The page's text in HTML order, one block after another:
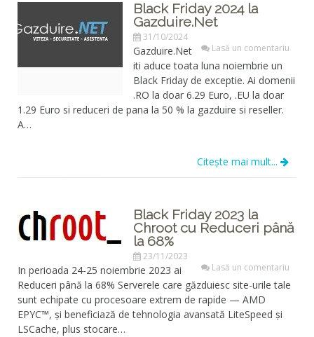
Black Friday 2024 la
Gazduire.Net
31/10/2024
Lasă un comentariu
Gazduire.Net
iti aduce toata luna noiembrie un
Black Friday de exceptie. Ai domenii
.RO la doar 6.29 Euro, .EU la doar
1.29 Euro si reduceri de pana la 50 % la gazduire si reseller.
A…
Citește mai mult...
Black Friday 2023 la
Chroot cu Reduceri până
la 68%
23/11/2023
Lasă un comentariu
In perioada 24-25 noiembrie 2023 ai
Reduceri până la 68% Serverele care găzduiesc site-urile tale
sunt echipate cu procesoare extrem de rapide — AMD
EPYC™, și beneficiază de tehnologia avansată LiteSpeed și
LSCache, plus stocare…